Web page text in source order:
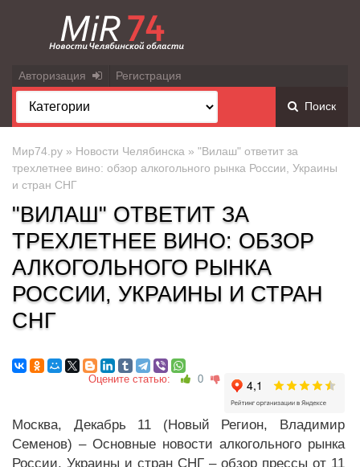
Авторизация Регистрация
Поиск
Мир74.ру » Новости Челябинска » "Вилаш" ответит за
трехлетнее вино: обзор алкогольного рынка России, Украины
и стран СНГ
"ВИЛАШ" ОТВЕТИТ ЗА
ТРЕХЛЕТНЕЕ ВИНО: ОБЗОР
АЛКОГОЛЬНОГО РЫНКА
РОССИИ, УКРАИНЫ И СТРАН
СНГ
Оцените статью: 0
Москва, Декабрь 11 (Новый Регион, Владимир
Семенов) – Основные новости алкогольного рынка
России, Украины и стран СНГ – обзор прессы от 11